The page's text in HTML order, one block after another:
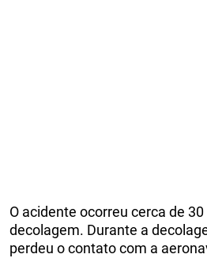
O acidente ocorreu cerca de
decolagem. Durante a
perdeu o contato com a